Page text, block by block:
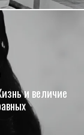
и величие